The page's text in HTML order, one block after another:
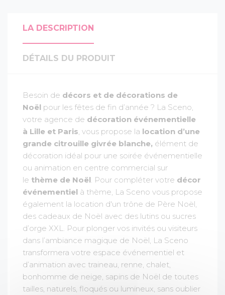
LA DESCRIPTION
DÉTAILS DU PRODUIT
Besoin de décors et de décorations de
Noël pour les fêtes de fin d’année ? La Sceno,
votre agence de décoration événementielle
à Lille et Paris , vous propose la location d’une
grande citrouille givrée blanche, élément de
décoration idéal pour une soirée événementielle
ou animation en centre commercial sur
le thème de Noël . Pour compléter votre décor
événementiel à thème, La Sceno vous propose
également la location d'un trône de Père Noël,
des cadeaux de Noël avec des lutins ou sucres
d’orge XXL. Pour plonger vos invités ou visiteurs
dans l’ambiance magique de Noël, La Sceno
transformera votre espace événementiel et
d’animation avec traineau, renne, chalet,
bonhomme de neige, sapins de Noël de toutes
tailles, naturels, floqués ou lumineux, sans oublier